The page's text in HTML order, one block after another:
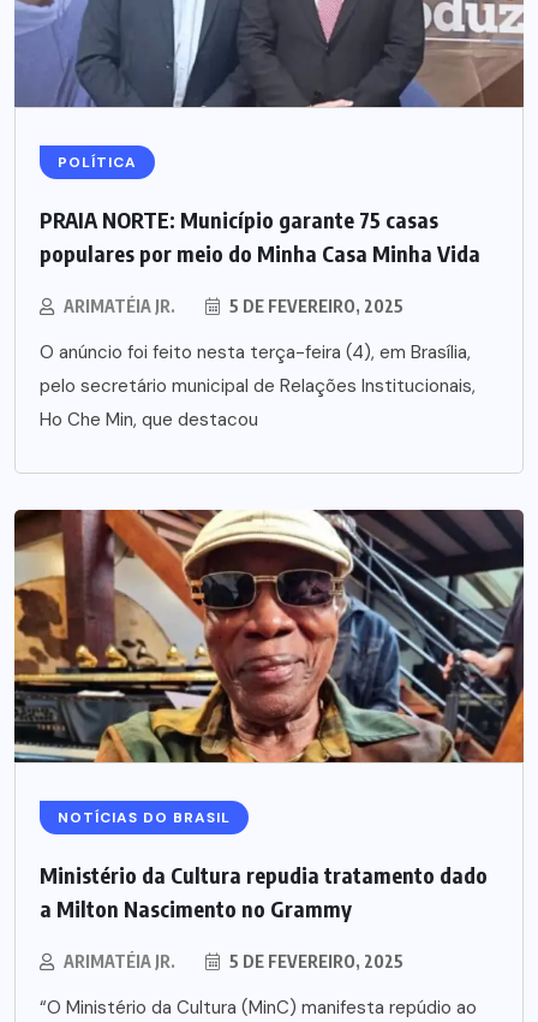
POLÍTICA
PRAIA NORTE: Município garante 75 casas
populares por meio do Minha Casa Minha Vida
ARIMATÉIA JR. 5 DE FEVEREIRO, 2025
O anúncio foi feito nesta terça-feira (4), em Brasília,
pelo secretário municipal de Relações Institucionais,
Ho Che Min, que destacou
NOTÍCIAS DO BRASIL
Ministério da Cultura repudia tratamento dado
a Milton Nascimento no Grammy
ARIMATÉIA JR. 5 DE FEVEREIRO, 2025
“O Ministério da Cultura (MinC) manifesta repúdio ao